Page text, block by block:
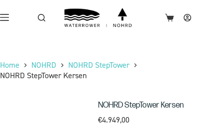
Home NOHRD
NOHRD StepTower
NOHRD StepTower Kersen
NOHRD StepTower Kersen
€4.949,00